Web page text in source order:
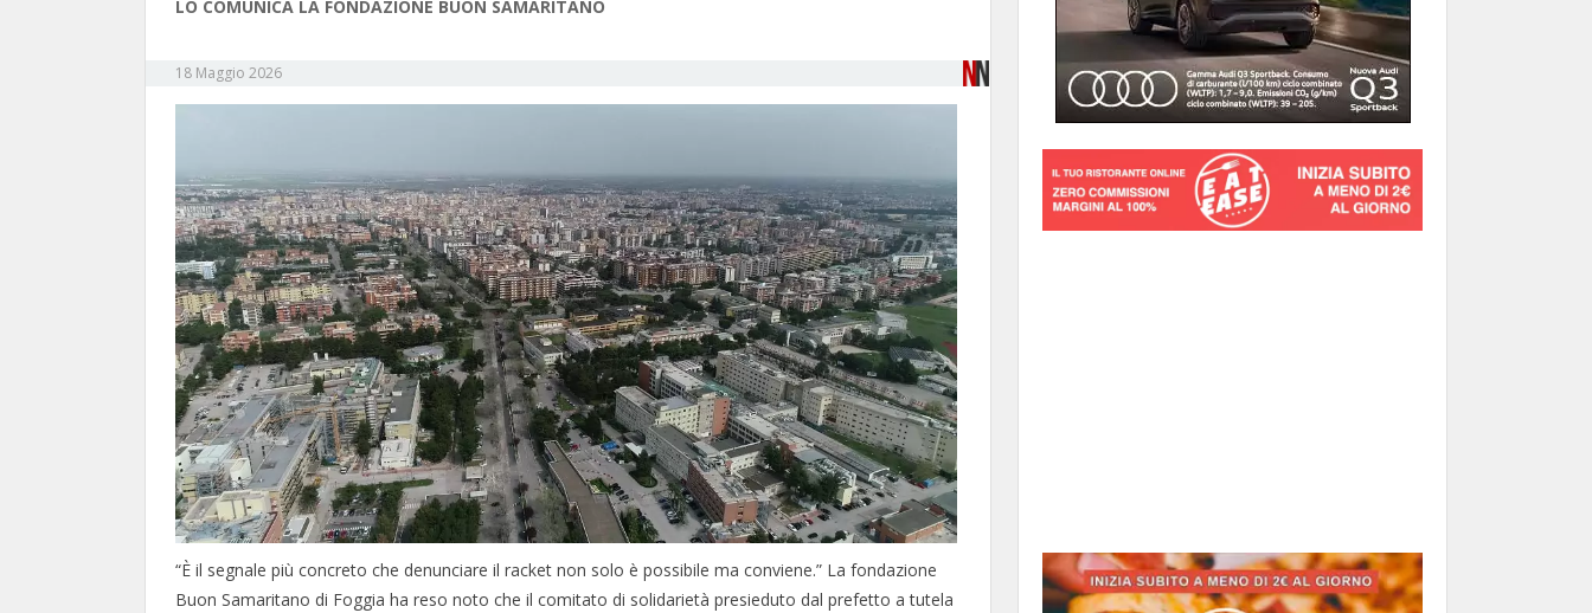
LO COMUNICA LA FONDAZIONE BUON SAMARITANO
18 Maggio 2026
“È il segnale più concreto che denunciare il racket non solo è possibile ma conviene.” La fondazione
Buon Samaritano di Foggia ha reso noto che il comitato di solidarietà presieduto dal prefetto a tutela